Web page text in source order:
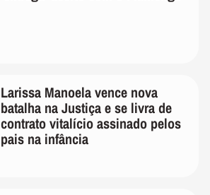
Larissa Manoela vence nova
batalha na Justiça e se livra de
contrato vitalício assinado pelos
pais na infância